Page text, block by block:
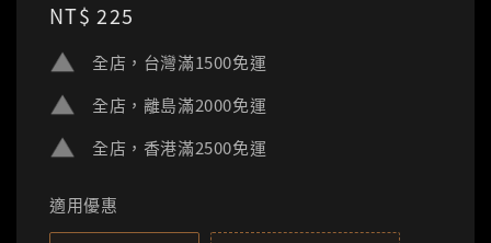
Regular
NT$ 225
全店，台灣滿1500免運
全店，離島滿2000免運
全店，香港滿2500免運
適用優惠